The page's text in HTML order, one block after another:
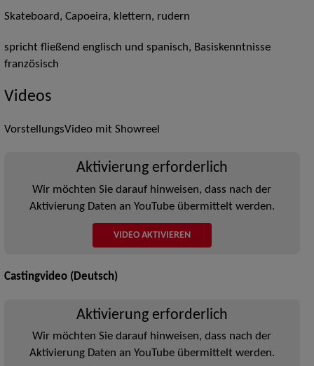
Skateboard, Capoeira, klettern, rudern
spricht fließend englisch und spanisch, Basiskenntnisse
französisch
Videos
VorstellungsVideo mit Showreel
Aktivierung erforderlich
Wir möchten Sie darauf hinweisen, dass nach der
Aktivierung Daten an YouTube übermittelt werden.
VIDEO AKTIVIEREN
Castingvideo (Deutsch)
Aktivierung erforderlich
Wir möchten Sie darauf hinweisen, dass nach der
Aktivierung Daten an YouTube übermittelt werden.